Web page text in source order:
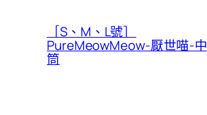
［S、M、L號］
PureMeowMeow-厭世喵-中
筒